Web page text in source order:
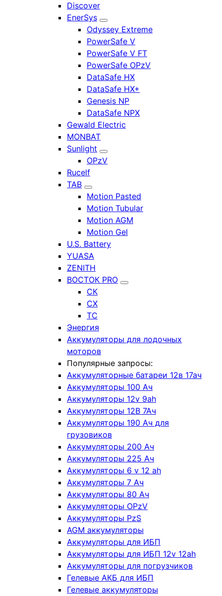
Discover
EnerSys
Odyssey Extreme
PowerSafe V
PowerSafe V FT
PowerSafe OPzV
DataSafe HX
DataSafe HX+
Genesis NP
DataSafe NPX
Gewald Electric
MONBAT
Sunlight
OPzV
Rucelf
TAB
Motion Pasted
Motion Tubular
Motion AGM
Motion Gel
U.S. Battery
YUASA
ZENITH
ВОСТОК PRO
СК
СХ
ТС
Энергия
Аккумуляторы для лодочных
моторов
Популярные запросы:
Аккумуляторные батареи 12в 17ач
Аккумуляторы 100 Ач
Аккумуляторы 12v 9ah
Аккумуляторы 12В 7Ач
Аккумуляторы 190 Ач для
грузовиков
Аккумуляторы 200 Ач
Аккумуляторы 225 Ач
Аккумуляторы 6 v 12 ah
Аккумуляторы 7 Ач
Аккумуляторы 80 Ач
Аккумуляторы OPzV
Аккумуляторы PzS
AGM аккумуляторы
Аккумуляторы для ИБП
Аккумуляторы для ИБП 12v 12ah
Аккумуляторы для погрузчиков
Гелевые АКБ для ИБП
Гелевые аккумуляторы